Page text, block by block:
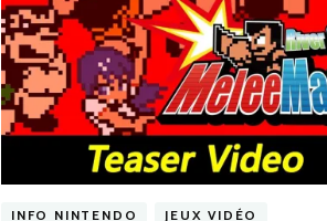
INFO NINTENDO JEUX VIDÉO